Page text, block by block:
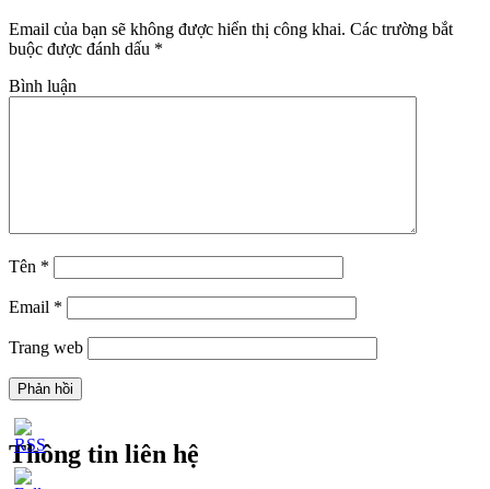
Email của bạn sẽ không được hiển thị công khai. Các trường bắt
buộc được đánh dấu *
Bình luận
Tên *
Email *
Trang web
Thông tin liên hệ